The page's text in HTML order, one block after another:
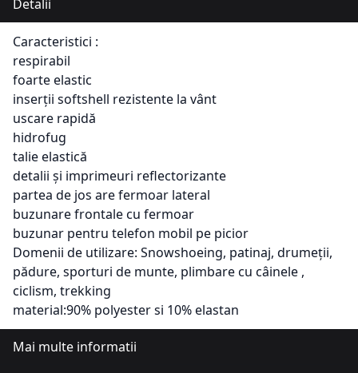
Detalii
Caracteristici :
respirabil
foarte elastic
inserții softshell rezistente la vânt
uscare rapidă
hidrofug
talie elastică
detalii și imprimeuri reflectorizante
partea de jos are fermoar lateral
buzunare frontale cu fermoar
buzunar pentru telefon mobil pe picior
Domenii de utilizare: Snowshoeing, patinaj, drumeții,
pădure, sporturi de munte, plimbare cu câinele ,
ciclism, trekking
material:90% polyester si 10% elastan
Mai multe informatii